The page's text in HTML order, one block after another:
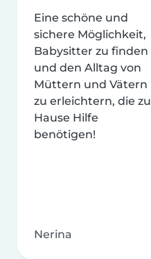
Eine schöne und
sichere Möglichkeit,
Babysitter zu finden
und den Alltag von
Müttern und Vätern
zu erleichtern, die zu
Hause Hilfe
benötigen!
Nerina